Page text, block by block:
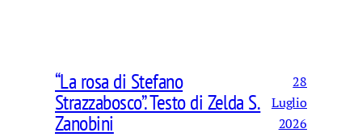
“La rosa di Stefano
Strazzabosco”. Testo di Zelda S.
Zanobini
28
Luglio
2026